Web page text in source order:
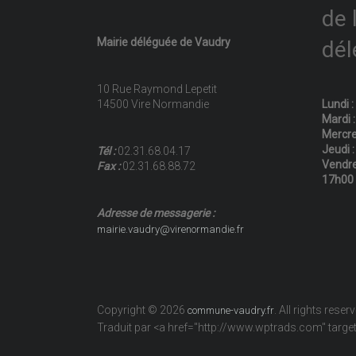
Mairie déléguée de Vaudry
10 Rue Raymond Lepetit
14500 Vire Normandie
Tél :02.31.68.04.17
Fax :02.31.68.88.72
Adresse de messagerie :
mairie.vaudry@virenormandie.fr
de
Lundi
Mardi
Jeudi
17h00
Copyright © 2026 commune-vaudry.fr . All rights
Traduit par <a href="http://www.wptrads.com"